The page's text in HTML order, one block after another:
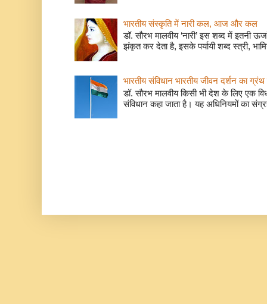
भारतीय संस्कृति में नारी कल, आज और कल
डॉ. सौरभ मालवीय ‘नारी’ इस शब्द में इतनी
झंकृत कर देता है, इसके पर्यायी शब्द स्त्री,
भारतीय संविधान भारतीय जीवन दर्शन का ग्रंथ
डॉ. सौरभ मालवीय किसी भी देश के लिए एक
संविधान कहा जाता है। यह अधिनियमों का